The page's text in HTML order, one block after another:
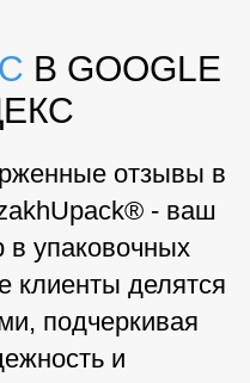
В GOOGLE
отзывы в
- ваш
упаковочных
клиенты делятся
подчеркивая
и